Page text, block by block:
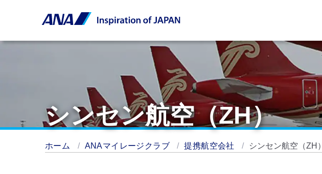
シンセン航空（ZH）
ホーム ANAマイレージクラブ 提携航空会社 シンセン航空（ZH）